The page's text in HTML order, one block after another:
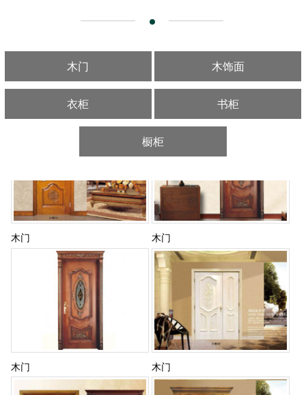
木门 木饰面
衣柜 书柜
橱柜
木门
木门